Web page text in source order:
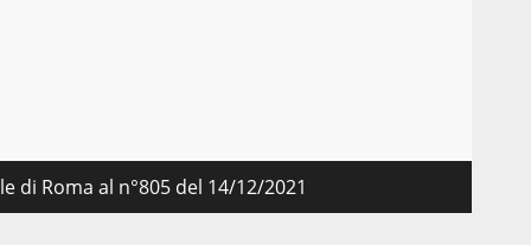
Roma al n°805 del 14/12/2021